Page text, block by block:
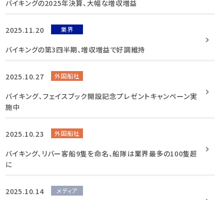
バイキングの2025年決算、大幅な増収増益
2025.11.20 業界
バイキングの第3四半期、増収増益で好調維持
2025.10.27 外国船社
バイキング、フェイスブック開設記念プレゼントキャンペーン実
施中
2025.10.23 外国船社
バイキング、リバー客船9隻を命名、船隊は業界最多の100隻超
に
2025.10.14 メディア